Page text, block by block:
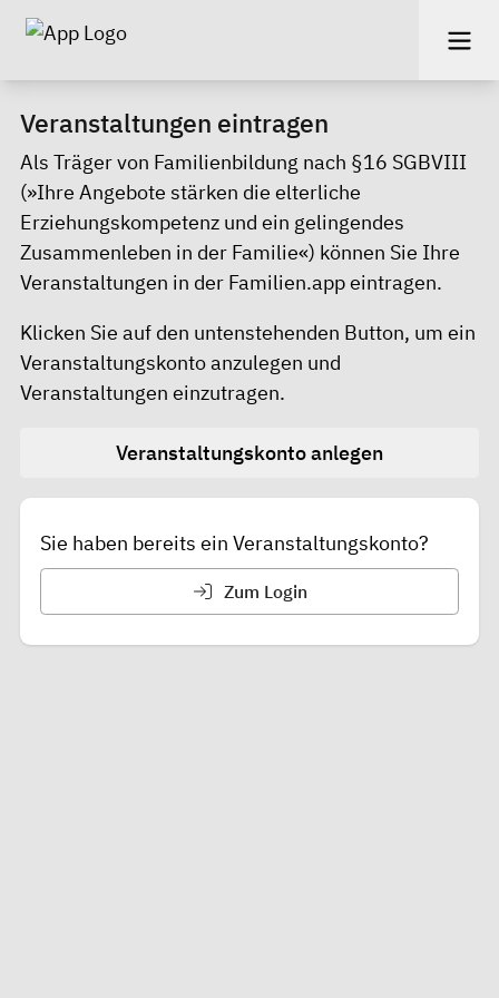
Veranstaltungen eintragen
Als Träger von Familienbildung nach §16 SGBVIII
(»Ihre Angebote stärken die elterliche
Erziehungskompetenz und ein gelingendes
Zusammenleben in der Familie«) können Sie Ihre
Veranstaltungen in der Familien.app eintragen.
Klicken Sie auf den untenstehenden Button, um ein
Veranstaltungskonto anzulegen und
Veranstaltungen einzutragen.
Veranstaltungskonto anlegen
Sie haben bereits ein Veranstaltungskonto?
Zum Login